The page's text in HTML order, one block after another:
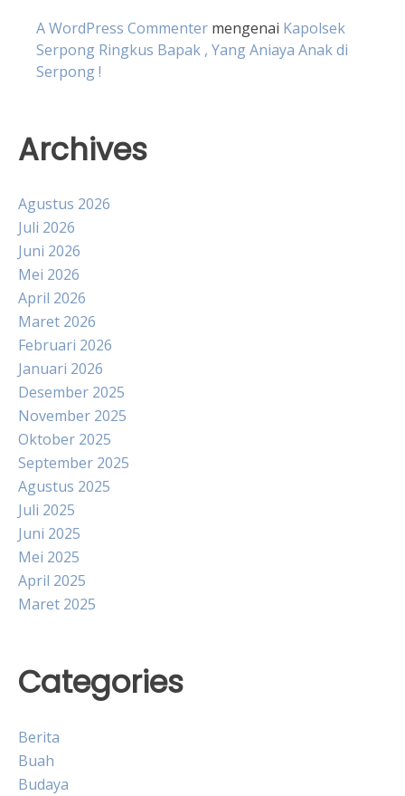
A WordPress Commenter mengenai Kapolsek
Serpong Ringkus Bapak , Yang Aniaya Anak di
Serpong !
Archives
Agustus 2026
Juli 2026
Juni 2026
Mei 2026
April 2026
Maret 2026
Februari 2026
Januari 2026
Desember 2025
November 2025
Oktober 2025
September 2025
Agustus 2025
Juli 2025
Juni 2025
Mei 2025
April 2025
Maret 2025
Categories
Berita
Buah
Budaya